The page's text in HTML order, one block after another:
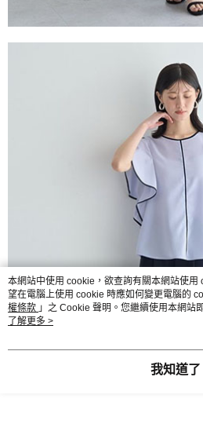
本網站中使用 cookie，欲查詢有關本網站使
望在電腦上使用 cookie 時應如何變更電腦的
權條款 」之 Cookie 聲明。您繼續使用本網站
用條款之 Cookie 聲明使用 cookie。
了解更多 >
我知道了